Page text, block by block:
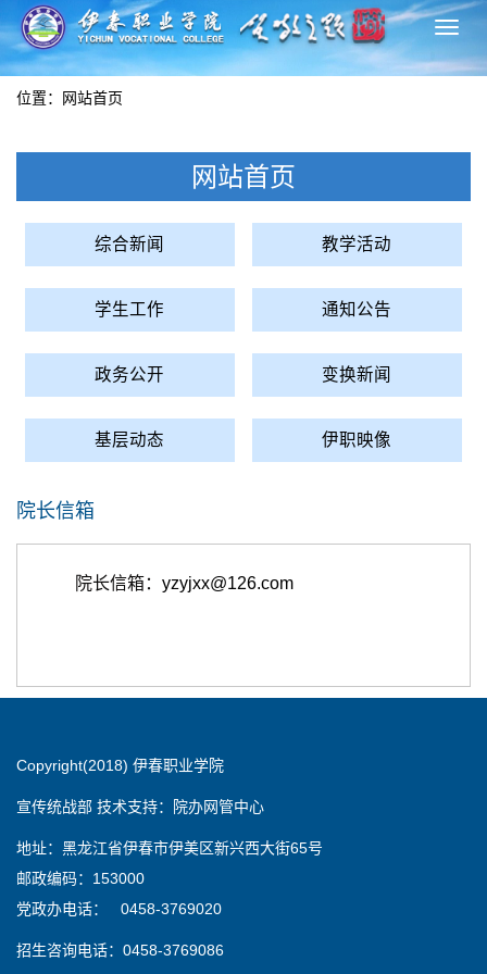
切
换
位置： 网站首页
网站首页
综合新闻 教学活动
学生工作 通知公告
政务公开 变换新闻
基层动态 伊职映像
院长信箱
院长信箱： yzyjxx@126.com
Copyright(2018) 伊春职业学院
宣传统战部 技术支持：院办网管中心
地址：黑龙江省伊春市伊美区新兴西大街65号
邮政编码：153000
党政办电话： 0458-3769020
招生咨询电话：0458-3769086